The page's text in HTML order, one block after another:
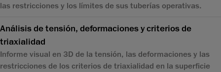
las restricciones y los límites de sus tuberías operativas.
Análisis de tensión, deformaciones y criterios de
triaxialidad
Informe visual en 3D de la tensión, las deformaciones y las
restricciones de los criterios de triaxialidad en la superficie